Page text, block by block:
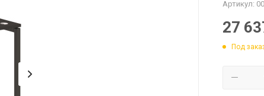
Артикул:
27
Под